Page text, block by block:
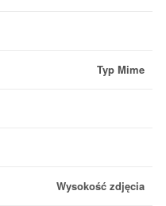
Typ Mime
Wysokość zdjęcia